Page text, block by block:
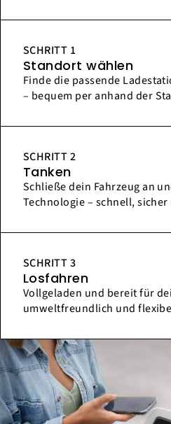
SCHRITT 1
Standort wählen
Finde die passende
– bequem per anhand der
SCHRITT 2
Tanken
Schließe dein Fahrzeug an
Technologie – schnell,
SCHRITT 3
Losfahren
Vollgeladen und bereit für
umweltfreundlich und